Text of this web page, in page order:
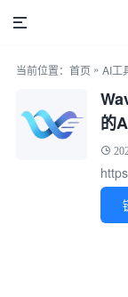
当前位置： 首页 » AI工
的